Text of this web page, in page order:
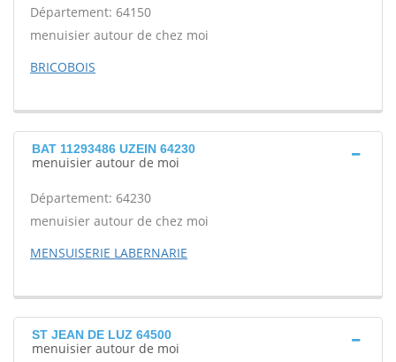
Département: 64150
menuisier autour de chez moi
BRICOBOIS
BAT 11293486 UZEIN 64230
menuisier autour de moi
Département: 64230
menuisier autour de chez moi
MENSUISERIE LABERNARIE
ST JEAN DE LUZ 64500
menuisier autour de moi